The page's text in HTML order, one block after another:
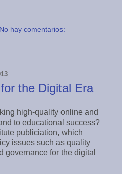
No hay comentarios:
the Digital Era
high-quality online and
to educational success?
publiciation, which
issues such as quality
governance for the digital